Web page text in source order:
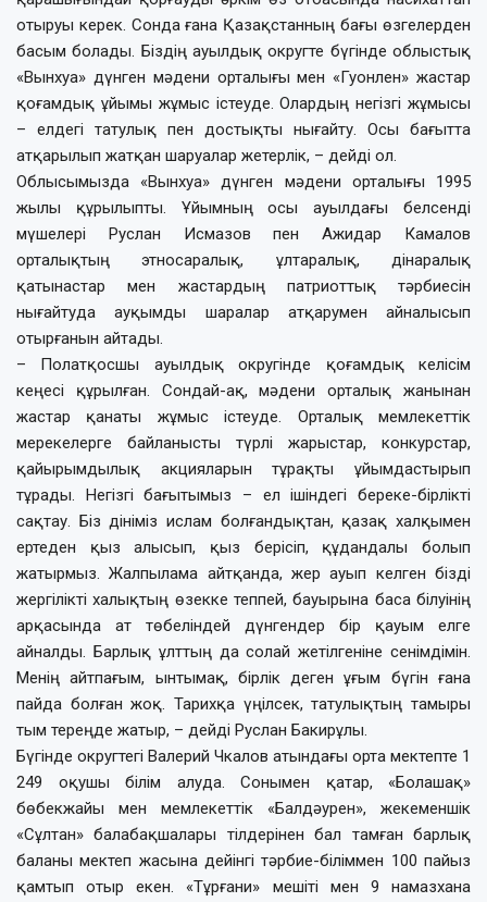
отыруы керек. Сонда ғана Қазақстанның бағы өзгелерден
басым болады. Біздің ауылдық округте бүгінде облыстық
«Вынхуа» дүнген мәдени орталығы мен «Гуонлен» жастар
қоғамдық ұйымы жұмыс істеуде. Олардың негізгі жұмысы
– елдегі татулық пен достықты нығайту. Осы бағытта
атқарылып жатқан шаруалар жетерлік, – дейді ол.
Облысымызда «Вынхуа» дүнген мәдени орталығы 1995
жылы құрылыпты. Ұйымның осы ауылдағы белсенді
мүшелері Руслан Исмазов пен Ажидар Камалов
орталықтың этносаралық, ұлтаралық, дінаралық
қатынастар мен жастардың патриоттық тәрбиесін
нығайтуда ауқымды шаралар атқарумен айналысып
отырғанын айтады.
– Полатқосшы ауылдық округінде қоғамдық келісім
кеңесі құрылған. Сондай-ақ, мәдени орталық жанынан
жастар қанаты жұмыс істеуде. Орталық мемлекеттік
мерекелерге байланысты түрлі жарыстар, конкурстар,
қайырымдылық акцияларын тұрақты ұйымдастырып
тұрады. Негізгі бағытымыз – ел ішіндегі береке-бірлікті
сақтау. Біз дініміз ислам болғандықтан, қазақ халқымен
ертеден қыз алысып, қыз берісіп, құдандалы болып
жатырмыз. Жалпылама айтқанда, жер ауып келген бізді
жергілікті халықтың өзекке теппей, бауырына баса білуінің
арқасында ат төбеліндей дүнгендер бір қауым елге
айналды. Барлық ұлттың да солай жетілгеніне сенімдімін.
Менің айтпағым, ынтымақ, бірлік деген ұғым бүгін ғана
пайда болған жоқ. Тарихқа үңілсек, татулықтың тамыры
тым тереңде жатыр, – дейді Руслан Бакирұлы.
Бүгінде округтегі Валерий Чкалов атындағы орта мектепте 1
249 оқушы білім алуда. Сонымен қатар, «Болашақ»
бөбекжайы мен мемлекеттік «Балдәурен», жекеменшік
«Сұлтан» балабақшалары тілдерінен бал тамған барлық
баланы мектеп жасына дейінгі тәрбие-біліммен 100 пайыз
қамтып отыр екен. «Тұрғани» мешіті мен 9 намазхана